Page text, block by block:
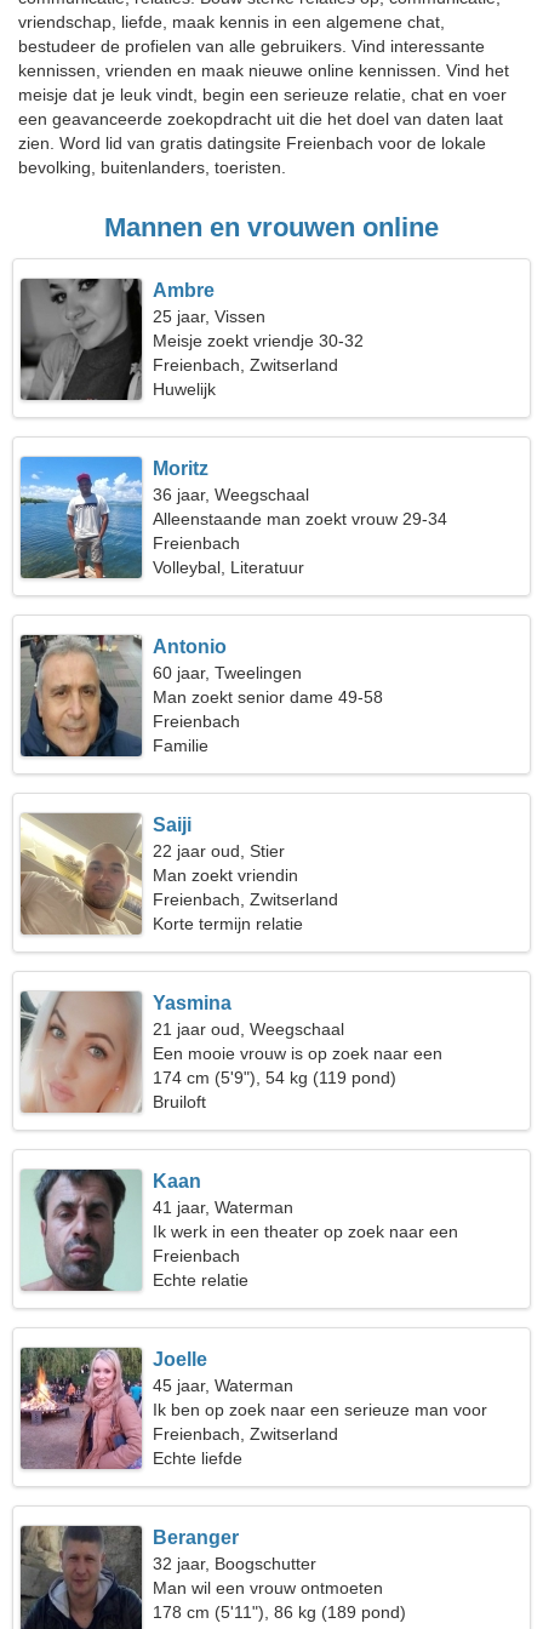
vriendschap, liefde, maak kennis in een algemene chat,
bestudeer de profielen van alle gebruikers. Vind interessante
kennissen, vrienden en maak nieuwe online kennissen. Vind het
meisje dat je leuk vindt, begin een serieuze relatie, chat en voer
een geavanceerde zoekopdracht uit die het doel van daten laat
zien. Word lid van gratis datingsite Freienbach voor de lokale
bevolking, buitenlanders, toeristen.
Mannen en vrouwen online
Ambre
25 jaar, Vissen
Meisje zoekt vriendje 30-32
Freienbach, Zwitserland
Huwelijk
Moritz
36 jaar, Weegschaal
Alleenstaande man zoekt vrouw 29-34
Freienbach
Volleybal, Literatuur
Antonio
60 jaar, Tweelingen
Man zoekt senior dame 49-58
Freienbach
Familie
Saiji
22 jaar oud, Stier
Man zoekt vriendin
Freienbach, Zwitserland
Korte termijn relatie
Yasmina
21 jaar oud, Weegschaal
Een mooie vrouw is op zoek naar een
gepassioneerde relatie
174 cm (5'9"), 54 kg (119 pond)
Bruiloft
Kaan
41 jaar, Waterman
Ik werk in een theater op zoek naar een
gevoelige vrouw
Freienbach
Echte relatie
Joelle
45 jaar, Waterman
Ik ben op zoek naar een serieuze man voor
dates
Freienbach, Zwitserland
Echte liefde
Beranger
32 jaar, Boogschutter
Man wil een vrouw ontmoeten
178 cm (5'11"), 86 kg (189 pond)